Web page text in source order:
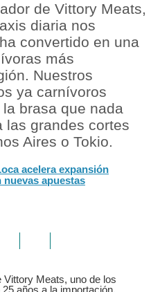
de Vittory Meats,
diaria nos
convertido en una
más
Nuestros
ya carnívoros
brasa que nada
las grandes cortes
Aires o Tokio.
acelera expansión
apuestas